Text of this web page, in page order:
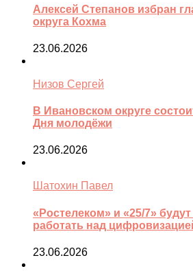
Алексей Степанов избран
округа Кохма
23.06.2026
Низов Сергей
В Ивановском округе
Дня молодёжи
23.06.2026
Шатохин Павел
«Ростелеком» и «25/7»
работать над
23.06.2026